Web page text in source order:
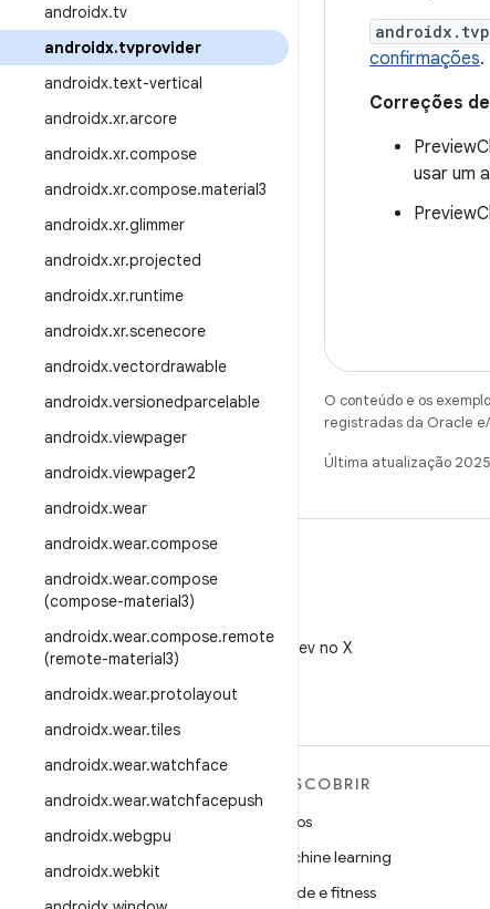
androidx.tv
androidx.tvprovider
androidx.text-vertical
androidx.xr.arcore
androidx.xr.compose
androidx.xr.compose.material3
androidx.xr.glimmer
androidx.xr.projected
androidx.xr.runtime
androidx.xr.scenecore
androidx.vectordrawable
androidx.versionedparcelable
androidx.viewpager
androidx.viewpager2
androidx.wear
androidx.wear.compose
androidx.wear.compose
(compose-material3)
androidx.wear.compose.remote
(remote-material3)
androidx.wear.protolayout
androidx.wear.tiles
androidx.wear.watchface
androidx.wear.watchfacepush
androidx.webgpu
androidx.webkit
confirmações.
Correções
usar um
O conteúdo e os
registradas da Oracle
Última atualização
Siga @AndroidDev no X
DESCOBRIR
Jogos
Machine learning
Saúde e fitness